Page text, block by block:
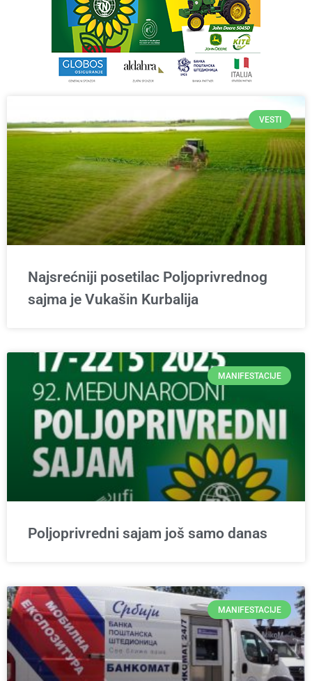
VESTI
Najsrećniji posetilac Poljoprivrednog
sajma je Vukašin Kurbalija
MANIFESTACIJE
Poljoprivredni sajam još samo danas
MANIFESTACIJE